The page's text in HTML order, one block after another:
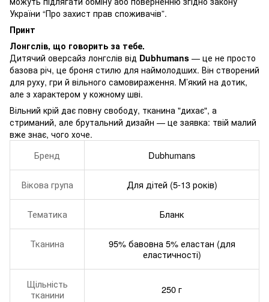
України “Про захист прав споживачів”.
Принт
Лонгслів, що говорить за тебе.
Дитячий оверсайз лонгслів від Dubhumans — це не просто
базова річ, це броня стилю для наймолодших. Він створений
для руху, гри й вільного самовираження. М’який на дотик,
але з характером у кожному шві.
Вільний крій дає повну свободу, тканина "дихає", а
стриманий, але брутальний дизайн — це заявка: твій малий
вже знає, чого хоче.
Бренд Dubhumans
Вікова група Для дітей (5-13 років)
Тематика Бланк
Тканина
95% бавовна 5% еластан (для
еластичності)
Щільність
тканини
250 г